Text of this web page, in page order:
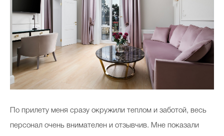
По прилету меня сразу окружили теплом и заботой, весь
персонал очень внимателен и отзывчив. Мне показали